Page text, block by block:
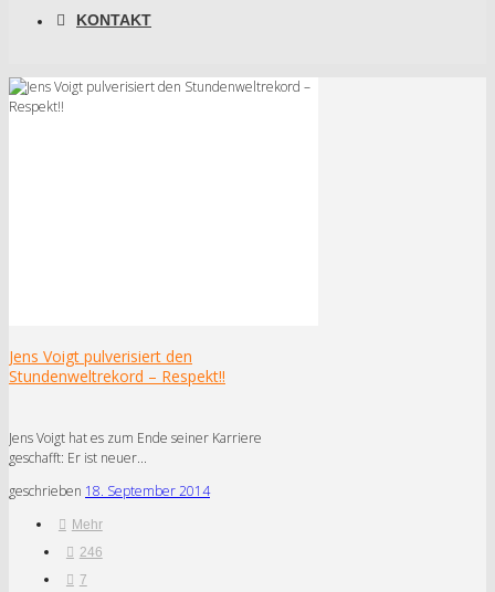
KONTAKT
Jens Voigt pulverisiert den
Stundenweltrekord – Respekt!!
Jens Voigt hat es zum Ende seiner Karriere
geschafft: Er ist neuer...
geschrieben 18. September 2014
Mehr
246
7